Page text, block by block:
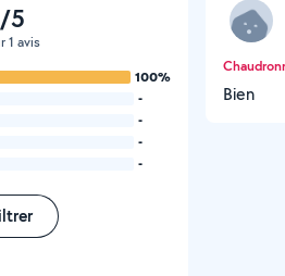
5
1 avis
100%
-
-
-
-
Bien